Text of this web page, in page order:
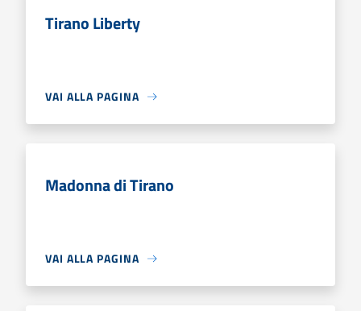
Tirano Liberty
VAI ALLA PAGINA
Madonna di Tirano
VAI ALLA PAGINA